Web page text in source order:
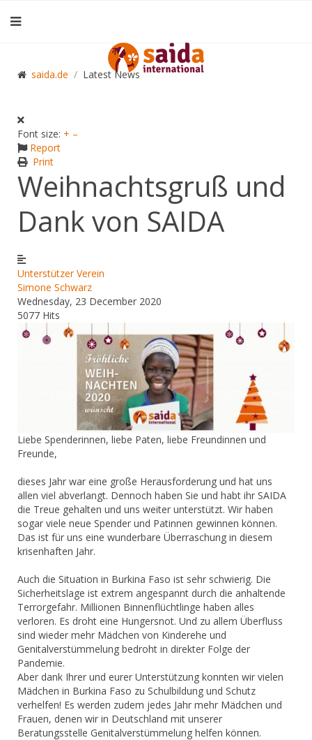
saida.de Latest News
Font size: + –
Report
Print
Weihnachtsgruß und
Dank von SAIDA
Unterstützer Verein
Simone Schwarz
Wednesday, 23 December 2020
5077 Hits
Liebe Spenderinnen, liebe Paten, liebe Freundinnen und
Freunde,
dieses Jahr war eine große Herausforderung und hat uns
allen viel abverlangt. Dennoch haben Sie und habt ihr SAIDA
die Treue gehalten und uns weiter unterstützt. Wir haben
sogar viele neue Spender und Patinnen gewinnen können.
Das ist für uns eine wunderbare Überraschung in diesem
krisenhaften Jahr.
Auch die Situation in Burkina Faso ist sehr schwierig. Die
Sicherheitslage ist extrem angespannt durch die anhaltende
Terrorgefahr. Millionen Binnenflüchtlinge haben alles
verloren. Es droht eine Hungersnot. Und zu allem Überfluss
sind wieder mehr Mädchen von Kinderehe und
Genitalverstümmelung bedroht in direkter Folge der
Pandemie.
Aber dank Ihrer und eurer Unterstützung konnten wir vielen
Mädchen in Burkina Faso zu Schulbildung und Schutz
verhelfen! Es werden zudem jedes Jahr mehr Mädchen und
Frauen, denen wir in Deutschland mit unserer
Beratungsstelle Genitalverstümmelung helfen können.